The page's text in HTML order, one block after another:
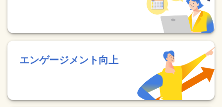
エンゲージメント向上